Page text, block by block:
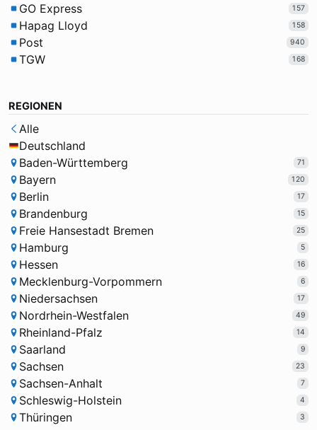
GO Express 157
Hapag Lloyd 158
Post 940
TGW 168
REGIONEN
Alle
Deutschland
Baden-Württemberg
71
Bayern 120
Berlin 17
Brandenburg 15
Freie Hansestadt Bremen 25
Hamburg 5
Hessen 16
Mecklenburg-Vorpommern 6
Niedersachsen 17
Nordrhein-Westfalen 49
Rheinland-Pfalz 14
Saarland 9
Sachsen 23
Sachsen-Anhalt 7
Schleswig-Holstein 4
Thüringen 3